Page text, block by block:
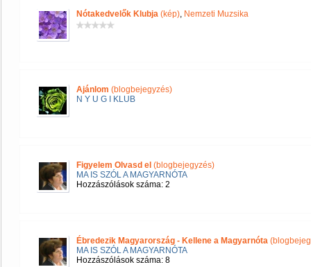
Nótakedvelők Klubja (kép), Nemzeti Muzsika
Ajánlom (blogbejegyzés)
N Y U G I KLUB
Figyelem Olvasd el (blogbejegyzés)
MA IS SZÓL A MAGYARNÓTA
Hozzászólások száma: 2
Ébredezik Magyarország - Kellene a Magyarnóta
MA IS SZÓL A MAGYARNÓTA
Hozzászólások száma: 8